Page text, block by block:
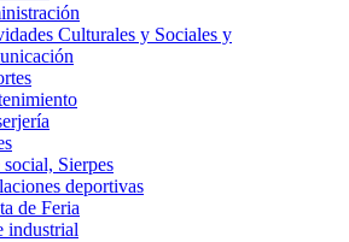
Culturales y Sociales y
social, Sierpes
deportivas
de Feria
industrial